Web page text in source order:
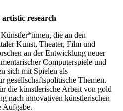
research
die an den
Kunst, Theater, Film und
an der Entwicklung neuer
Computerspiele und
sich mit Spielen als
gesellschaftspolitische Themen.
die künstlerische Arbeit von gold
nach innovativen künstlerischen
Aufgabe.